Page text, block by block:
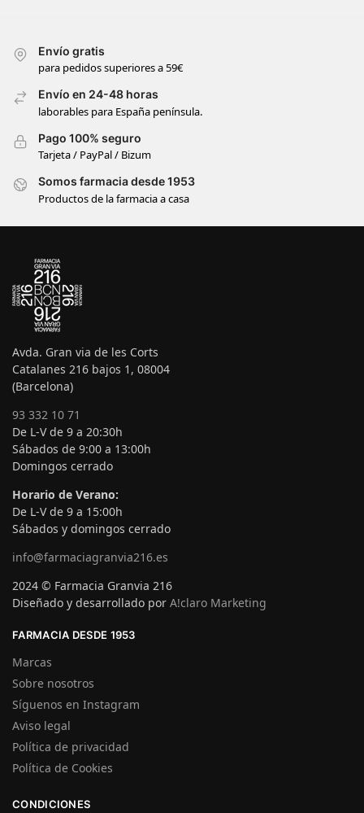
Envío gratis
para pedidos superiores a 59€
Envío en 24-48 horas
laborables para España península.
Pago 100% seguro
Tarjeta / PayPal / Bizum
Somos farmacia desde 1953
Productos de la farmacia a casa
Avda. Gran via de les Corts
Catalanes 216 bajos 1, 08004
(Barcelona)
93 332 10 71
De L-V de 9 a 20:30h
Sábados de 9:00 a 13:00h
Domingos cerrado
Horario de Verano:
De L-V de 9 a 15:00h
Sábados y domingos cerrado
info@farmaciagranvia216.es
2024 © Farmacia Granvia 216
Diseñado y desarrollado por A!claro Marketing
FARMACIA DESDE 1953
Marcas
Sobre nosotros
Síguenos en Instagram
Aviso legal
Política de privacidad
Política de Cookies
CONDICIONES